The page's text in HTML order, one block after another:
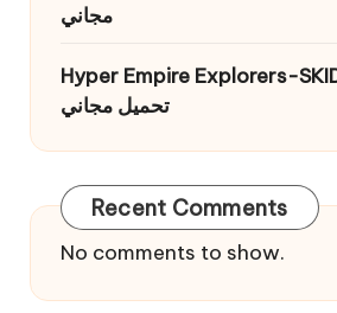
مجاني
Hyper Empire Explorers-
تحميل مجاني
Recent Comments
No comments to show.